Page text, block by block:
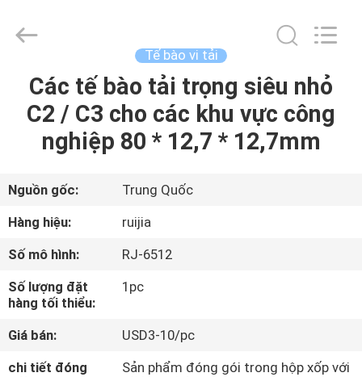
TRANG
CHỦ
SẢN
PHẨM
VỀ
Ruijia
Measurement
Tế bào vi tải
Các tế bào tải trọng siêu nhỏ
C2 / C3 cho các khu vực công
nghiệp 80 * 12,7 * 12,7mm
Nguồn gốc:
Trung Quốc
Hàng hiệu:
ruijia
Số mô hình:
RJ-6512
Số lượng đặt
hàng tối thiểu:
1pc
Giá bán:
USD3-10/pc
chi tiết đóng
Sản phẩm đóng gói trong hộp xốp với